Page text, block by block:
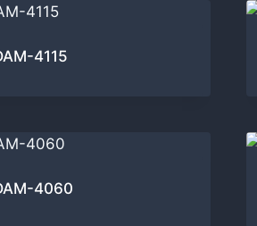
4115
4060